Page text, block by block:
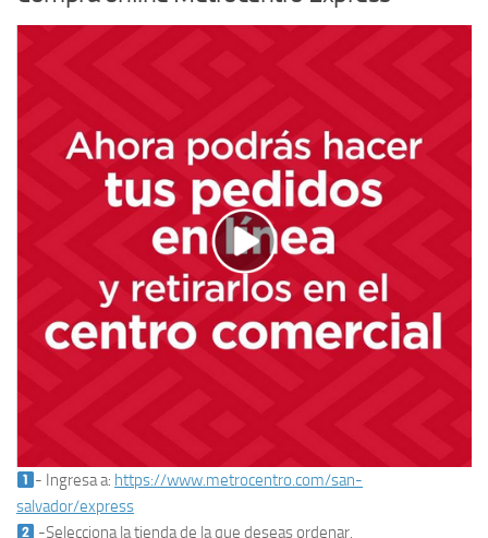
- Ingresa a: https://www.metrocentro.com/san-
salvador/express
-Selecciona la tienda de la que deseas ordenar.